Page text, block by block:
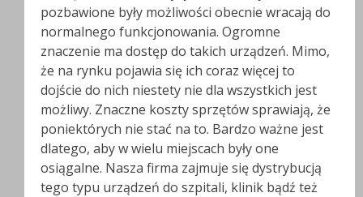
pozbawione były możliwości obecnie wracają do
normalnego funkcjonowania. Ogromne
znaczenie ma dostęp do takich urządzeń. Mimo,
że na rynku pojawia się ich coraz więcej to
dojście do nich niestety nie dla wszystkich jest
możliwy. Znaczne koszty sprzętów sprawiają, że
poniektórych nie stać na to. Bardzo ważne jest
dlatego, aby w wielu miejscach były one
osiągalne. Nasza firma zajmuje się dystrybucją
tego typu urządzeń do szpitali, klinik bądź też